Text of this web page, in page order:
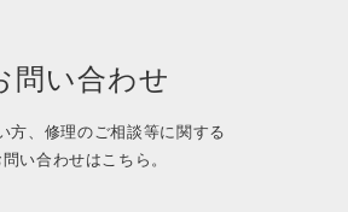
問い合わせ
方、修理のご相談等に関する
問い合わせはこちら。